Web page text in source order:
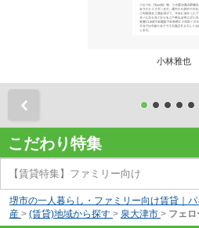
小林雅也
こだわり特集
【賃貸特集】ファミリー向け
堺市の一人暮らし・ファミリー向け賃貸｜
産 > (賃貸)地域から探す > 泉大津市 > フェ